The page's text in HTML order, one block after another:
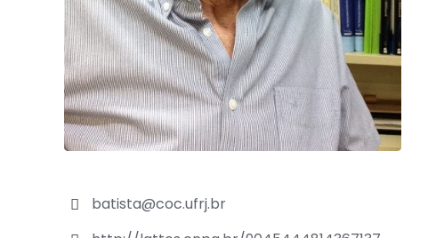
batista@coc.ufrj.br